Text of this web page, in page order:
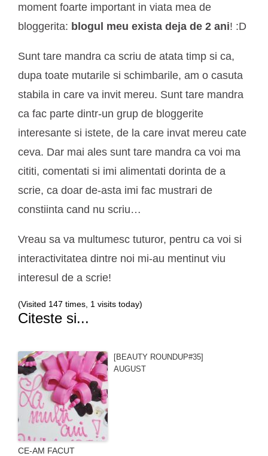
moment foarte important in viata mea de
bloggerita: blogul meu exista deja de 2 ani! :D
Sunt tare mandra ca scriu de atata timp si ca,
dupa toate mutarile si schimbarile, am o casuta
stabila in care va invit mereu. Sunt tare mandra
ca fac parte dintr-un grup de bloggerite
interesante si istete, de la care invat mereu cate
ceva. Dar mai ales sunt tare mandra ca voi ma
cititi, comentati si imi alimentati dorinta de a
scrie, ca doar de-asta imi fac mustrari de
constiinta cand nu scriu…
Vreau sa va multumesc tuturor, pentru ca voi si
interactivitatea dintre noi mi-au mentinut viu
interesul de a scrie!
(Visited 147 times, 1 visits today)
Citeste si...
CE-AM FACUT
[BEAUTY ROUNDUP#35]
AUGUST